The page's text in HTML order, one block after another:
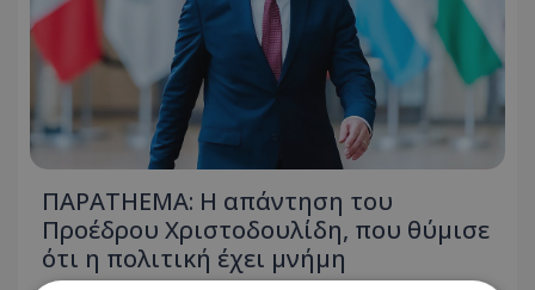
ΠΑΡΑTHEMA: Η απάντηση του
Προέδρου Χριστοδουλίδη, που θύμισε
ότι η πολιτική έχει μνήμη